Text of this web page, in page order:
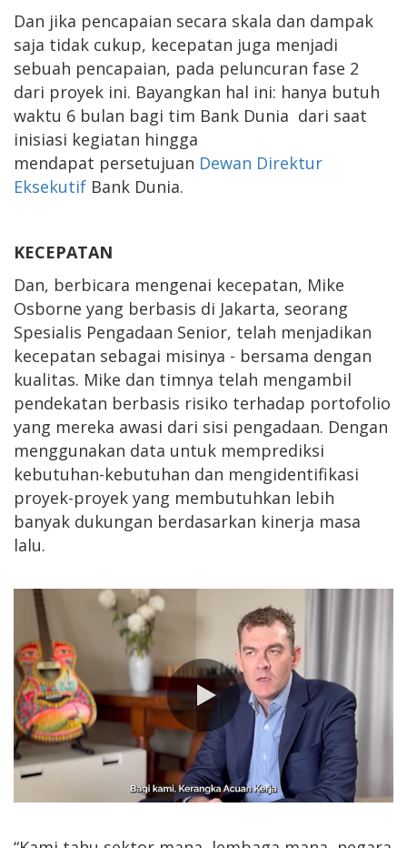
Dan jika pencapaian secara skala dan dampak
saja tidak cukup, kecepatan juga menjadi
sebuah pencapaian, pada peluncuran fase 2
dari proyek ini. Bayangkan hal ini: hanya butuh
waktu 6 bulan bagi tim Bank Dunia dari saat
inisiasi kegiatan hingga
mendapat persetujuan Dewan Direktur
Eksekutif Bank Dunia.
KECEPATAN
Dan, berbicara mengenai kecepatan, Mike
Osborne yang berbasis di Jakarta, seorang
Spesialis Pengadaan Senior, telah menjadikan
kecepatan sebagai misinya - bersama dengan
kualitas. Mike dan timnya telah mengambil
pendekatan berbasis risiko terhadap portofolio
yang mereka awasi dari sisi pengadaan. Dengan
menggunakan data untuk memprediksi
kebutuhan-kebutuhan dan mengidentifikasi
proyek-proyek yang membutuhkan lebih
banyak dukungan berdasarkan kinerja masa
lalu.
0:00 / 2:23